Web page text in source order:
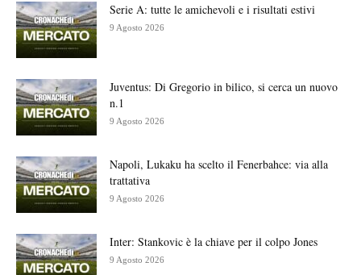
Serie A: tutte le amichevoli e i risultati estivi
9 Agosto 2026
Juventus: Di Gregorio in bilico, si cerca un nuovo
n.1
9 Agosto 2026
Napoli, Lukaku ha scelto il Fenerbahce: via alla
trattativa
9 Agosto 2026
Inter: Stankovic è la chiave per il colpo Jones
9 Agosto 2026